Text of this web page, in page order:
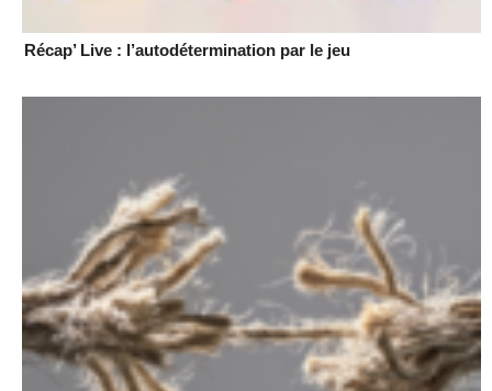
Récap’ Live : l’autodétermination par le jeu